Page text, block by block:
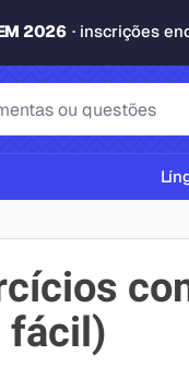
2026 · inscrições
ABNT
fácil)